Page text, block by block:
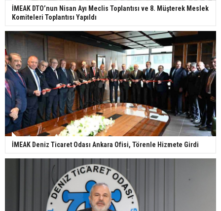
İMEAK DTO’nun Nisan Ayı Meclis Toplantısı ve 8. Müşterek Meslek
Komiteleri Toplantısı Yapıldı
İMEAK Deniz Ticaret Odası Ankara Ofisi, Törenle Hizmete Girdi